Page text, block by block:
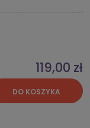
119,00 zł
DO KOSZYKA